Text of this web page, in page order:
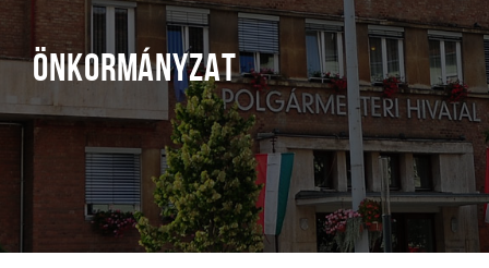
ÖNKORMÁNYZAT